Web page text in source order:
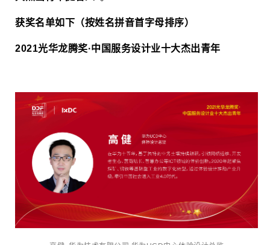
获奖名单如下（按姓名拼音首字母排序）
2021光华龙腾奖·中国服务设计业十大杰出青年